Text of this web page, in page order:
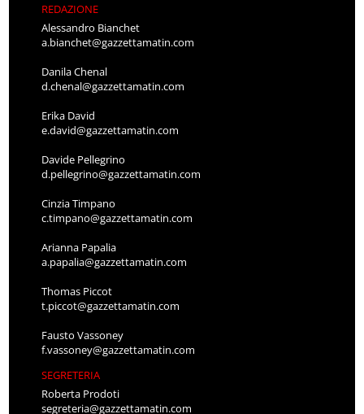
REDAZIONE
Alessandro Bianchet
a.bianchet@gazzettamatin.com
Danila Chenal
d.chenal@gazzettamatin.com
Erika David
e.david@gazzettamatin.com
Davide Pellegrino
d.pellegrino@gazzettamatin.com
Cinzia Timpano
c.timpano@gazzettamatin.com
Arianna Papalia
a.papalia@gazzettamatin.com
Thomas Piccot
t.piccot@gazzettamatin.com
Fausto Vassoney
f.vassoney@gazzettamatin.com
SEGRETERIA
Roberta Prodoti
segreteria@gazzettamatin.com